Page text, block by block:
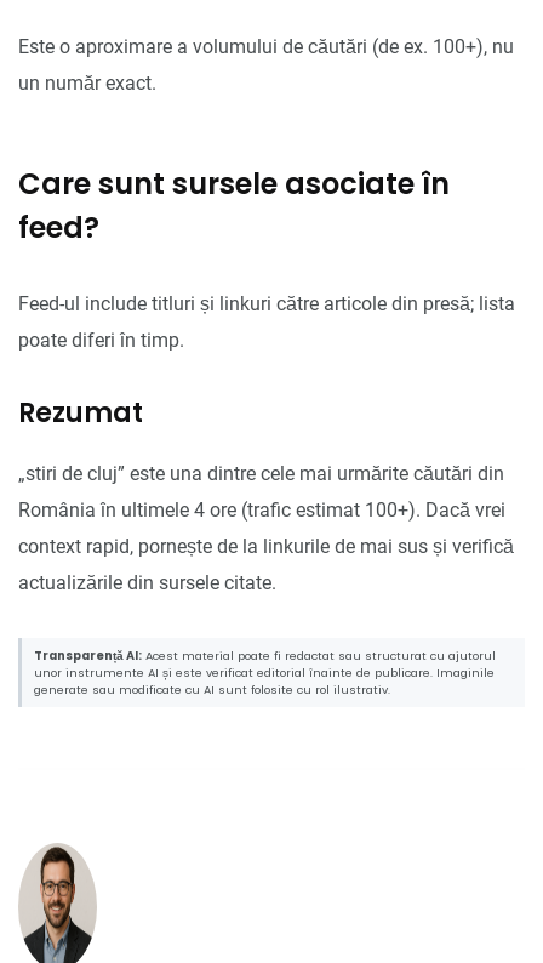
Este o aproximare a volumului de căutări (de ex. 100+), nu
un număr exact.
Care sunt sursele asociate în
feed?
Feed-ul include titluri și linkuri către articole din presă; lista
poate diferi în timp.
Rezumat
„stiri de cluj” este una dintre cele mai urmărite căutări din
România în ultimele 4 ore (trafic estimat 100+). Dacă vrei
context rapid, pornește de la linkurile de mai sus și verifică
actualizările din sursele citate.
Transparență AI: Acest material poate fi redactat sau structurat cu ajutorul
unor instrumente AI și este verificat editorial înainte de publicare. Imaginile
generate sau modificate cu AI sunt folosite cu rol ilustrativ.